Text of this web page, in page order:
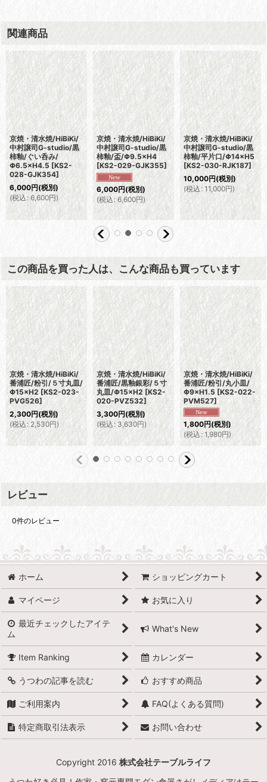
関連商品
京焼・清水焼/HiBiKi/
中村譲司G-studio/黒
柿釉/ぐい呑み/
Φ6.5×H4.5 [KS2-
028-GJK354]
6,000円(税別)
(税込: 6,600円)
京焼・清水焼/HiBiKi/
中村譲司G-studio/黒
柿釉/盃/Φ9.5×H4
[KS2-029-GJK355]
6,000円(税別)
(税込: 6,600円)
京焼・清水焼/HiBiKi/
中村譲司G-studio/黒
柿釉/平片口/Φ14×H5
[KS2-030-RJK187]
10,000円(税別)
(税込: 11,000円)
この商品を買った人は、こんな商品も買っています
京焼・清水焼/HiBiKi/
番浦匠/粉引/５寸丸皿/
Φ15×H2 [KS2-023-
PVG526]
2,300円(税別)
(税込: 2,530円)
京焼・清水焼/HiBiKi/
番浦匠/黒釉銀彩/５寸
丸皿/Φ15×H2 [KS2-
020-PVZ532]
3,300円(税別)
(税込 : 3,630円)
京焼・清水焼/HiBiKi/
番浦匠/粉引/丸小皿/
Φ9×H1.5 [KS2-022-
PVM527]
1,800円(税別)
(税込: 1,980円)
レビュー
0件のレビュー
ホーム ショッピングカート
マイページ お気に入り
最近チェックしたアイテ
ム
What's New
Item Ranking カレンダー
うつわの記事を読む おすすめ商品
ご利用案内 FAQ(よくある質問)
特定商取引法表示 お問い合わせ
Copyright 2016 株式会社テーブルライフ